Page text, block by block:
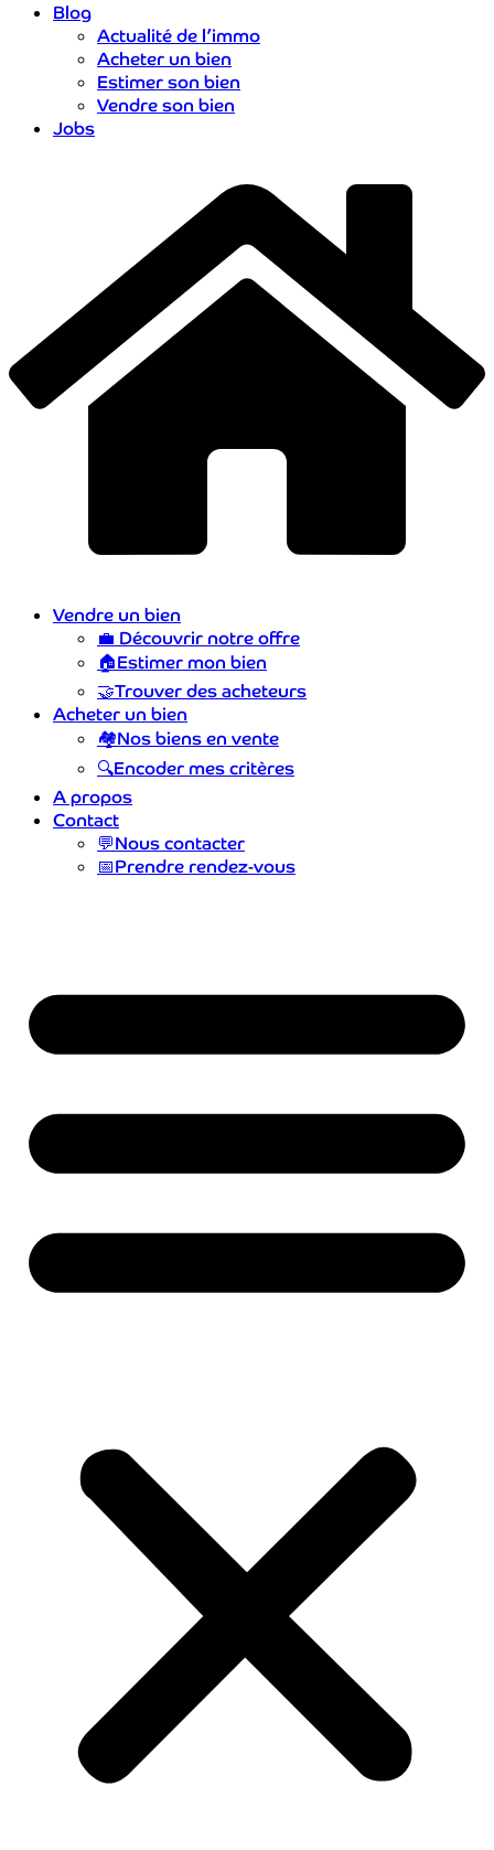
Blog
Actualité de l’immo
Acheter un bien
Estimer son bien
Vendre son bien
Jobs
Vendre un bien
💼 Découvrir notre offre
🏠Estimer mon bien
🤝Trouver des acheteurs
Acheter un bien
🏘️Nos biens en vente
🔍Encoder mes critères
A propos
Contact
💬Nous contacter
📅Prendre rendez-vous